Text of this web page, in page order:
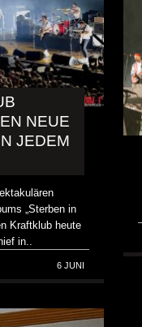
NEUE
JEDEM
„Sterben in
Kraftklub heute
in..
6 JUNI